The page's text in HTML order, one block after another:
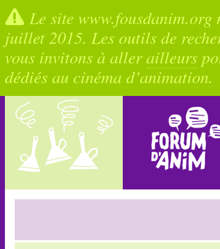
Le site
juillet 2015. Les outils de
vous invitons à allerailleurs
dédiés au cinéma d’animation.